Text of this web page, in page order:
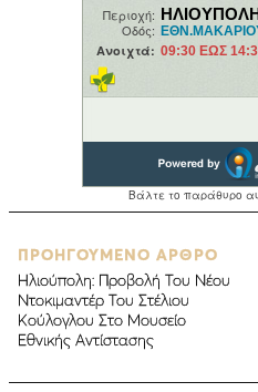
ΠΡΟΗΓΟΥΜΕΝΟ ΑΡΘΡΟ
Ηλιούπολη: Προβολή Του Νέου
Ντοκιμαντέρ Του Στέλιου
Κούλογλου Στο Μουσείο
Εθνικής Αντίστασης